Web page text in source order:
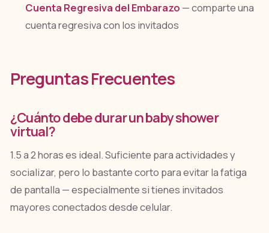
Cuenta Regresiva del Embarazo — comparte una
cuenta regresiva con los invitados
Preguntas Frecuentes
¿Cuánto debe durar un baby shower
virtual?
1.5 a 2 horas es ideal. Suficiente para actividades y
socializar, pero lo bastante corto para evitar la fatiga
de pantalla — especialmente si tienes invitados
mayores conectados desde celular.